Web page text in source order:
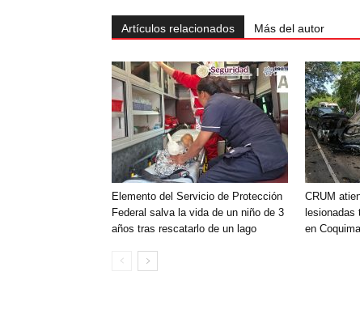
Artículos relacionados Más del autor
Elemento del Servicio de Protección
Federal salva la vida de un niño de 3
años tras rescatarlo de un lago
CRUM
en